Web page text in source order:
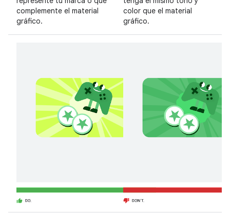
complemente el material
gráfico.
color que el material
gráfico.